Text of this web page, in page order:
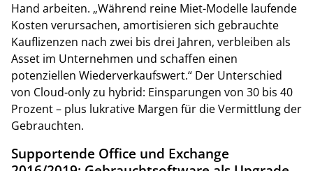
Hand arbeiten. „Während reine Miet-Modelle laufende
Kosten verursachen, amortisieren sich gebrauchte
Kauflizenzen nach zwei bis drei Jahren, verbleiben als
Asset im Unternehmen und schaffen einen
potenziellen Wiederverkaufswert.“ Der Unterschied
von Cloud-only zu hybrid: Einsparungen von 30 bis 40
Prozent – plus lukrative Margen für die Vermittlung der
Gebrauchten.
Supportende Office und Exchange